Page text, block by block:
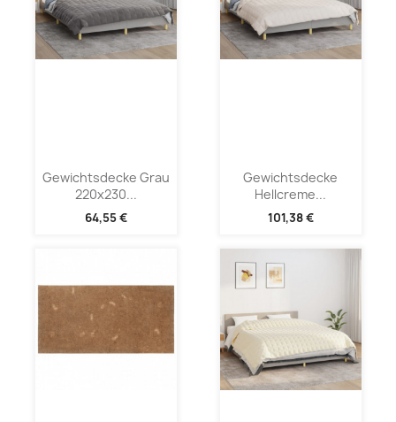
Gewichtsdecke Grau
220x230...
64,55 €
Gewichtsdecke
Hellcreme...
101,38 €